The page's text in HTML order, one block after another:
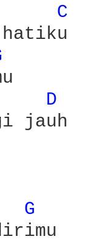
C
D
jauh
G